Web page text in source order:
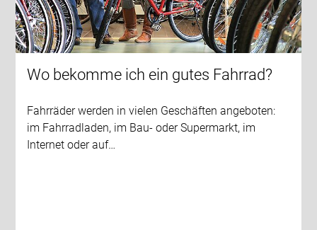
Wo bekomme ich ein gutes Fahrrad?
Fahrräder werden in vielen Geschäften angeboten:
im Fahrradladen, im Bau- oder Supermarkt, im
Internet oder auf…